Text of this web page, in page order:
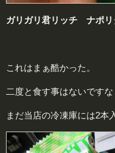
ガリガリ君リッチ ナポリ
これはまぁ酷かった。
二度と食す事はないですな
まだ当店の冷凍庫には2本